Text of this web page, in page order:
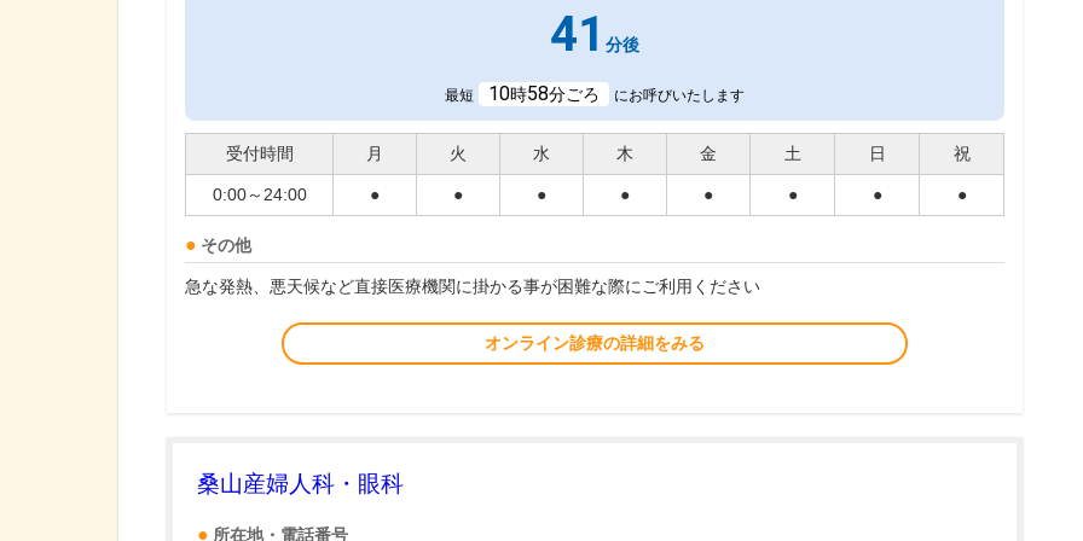
41 分後
最短 10時58分ごろ にお呼びいたします
受付時間 月 火 水 木 金 土 日 祝
0:00～24:00 ● ● ● ● ● ● ● ●
その他
急な発熱、悪天候など直接医療機関に掛かる事が困難な際にご利用ください
オンライン診療の詳細をみる
桑山産婦人科・眼科
所在地・電話番号